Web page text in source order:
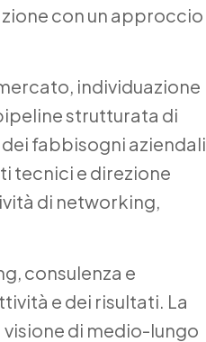
con un approccio
individuazione
strutturata di
fabbisogni aziendali
tecnici e direzione
di networking,
consulenza e
e dei risultati. La
di medio-lungo